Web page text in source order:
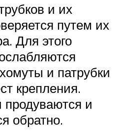
и их
путем их
Для этого
и патрубки
крепления.
и
обратно.